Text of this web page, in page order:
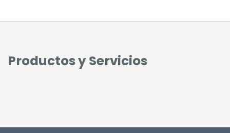
Productos y Servicios